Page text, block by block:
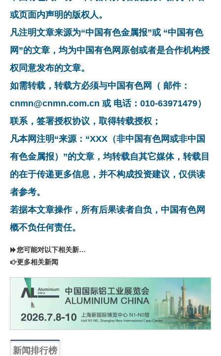
或页面内声明的版权人。
凡注明文章来源为“中国有色金属报”或 “中国有色
网”的文章，均为中国有色网原创或者是合作机构授
权同意发布的文章。
如需转载，转载方必须与中国有色网（ 邮件：
cnmn@cnmn.com.cn 或 电话：010-63971479）
联系，签署授权协议，取得转载授权；
凡本网注明“来源：“XXX（非中国有色网或非中国
有色金属报）”的文章，均转载自其它媒体，转载目
的在于传递更多信息，并不构成投资建议，仅供读
者参考。
若据本文章操作，所有后果读者自负，中国有色网
概不负任何责任。
您可能对以下相关新闻同样感兴趣
更多相关新闻
新闻排行榜